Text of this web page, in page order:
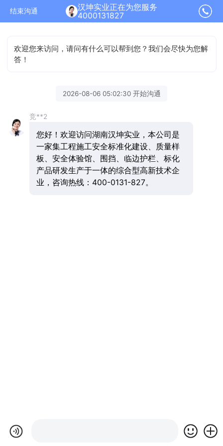
结束沟通
汉坤实业正在为您服务
4000131827
欢迎您来访问，请问有什么可以帮到您？我们会尽快为您解
答！
2026-08-06 05:02:30 开始沟通
竞**2
您好！欢迎访问湖南汉坤实业，本公司是
一家集工程施工安全标准化建设、质量样
板、安全体验馆、围挡、临边护栏、标化
产品研发生产于一体的综合型高新技术企
业，咨询热线：400-0131-827。